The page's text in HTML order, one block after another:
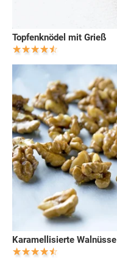
Topfenknödel mit Grieß
Karamellisierte Walnüsse